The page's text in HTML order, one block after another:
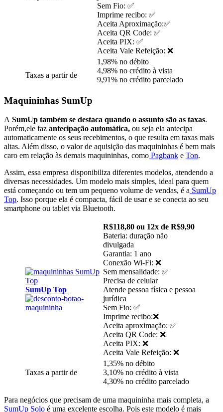
Sem Fio: ✅
Imprime recibo: ✅
Aceita Aproximação:✅
Aceita QR Code: ✅
Aceita PIX: ✅
Aceita Vale Refeição: ❌
Taxas a partir de
1,98% no débito
4,98% no crédito à vista
9,91% no crédito parcelado
Maquininhas SumUp
A SumUp também se destaca quando o assunto são as taxas.
Porém,ele faz antecipação automática, ou seja ela antecipa
automaticamente os seus recebimentos, o que resulta em taxas mais
altas. Além disso, o valor de aquisição das maquininhas é bem mais
caro em relação às demais maquininhas, como Pagbank e Ton.
Assim, essa empresa disponibiliza diferentes modelos, atendendo a
diversas necessidades. Um modelo mais simples, ideal para quem
está começando ou tem um pequeno volume de vendas, é a SumUp
Top. Isso porque ela é compacta, fácil de usar e se conecta ao seu
smartphone ou tablet via Bluetooth.
SumUp Top
R$118,80 ou 12x de R$9,90
Bateria: duração não
divulgada
Garantia: 1 ano
Conexão Wi-Fi: ❌
Sem mensalidade: ✅
Precisa de celular
Atende pessoa física e pessoa
jurídica
Sem Fio: ✅
Imprime recibo:❌
Aceita aproximação: ✅
Aceita QR Code: ❌
Aceita PIX: ❌
Aceita Vale Refeição: ❌
Taxas a partir de
1,35% no débito
3,10% no crédito à vista
4,30% no crédito parcelado
Para negócios que precisam de uma maquininha mais completa, a
SumUp Solo é uma excelente escolha. Pois este modelo é mais